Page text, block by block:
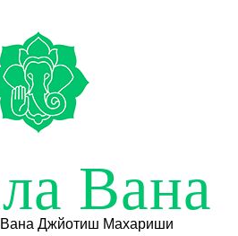
Вана
Джйотиш Махариши